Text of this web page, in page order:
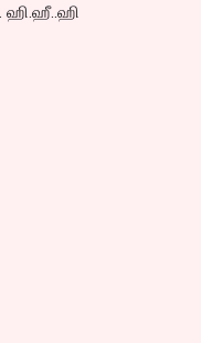
ஹி.ஹீ..ஹி